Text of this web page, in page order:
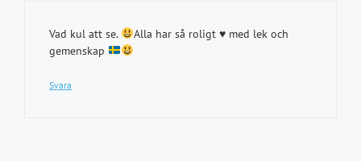
Vad kul att se. Alla har så roligt ♥️med lek och
gemenskap
Svara